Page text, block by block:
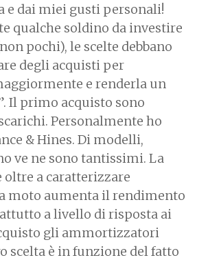
e dai miei gusti personali!
qualche soldino da investire
pochi), le scelte debbano
degli acquisti per
e renderla un
Il primo acquisto sono
Personalmente ho
& Hines. Di modelli,
ve ne sono tantissimi. La
a caratterizzare
moto aumenta il rendimento
a livello di risposta ai
gli ammortizzatori
scelta è in funzione del fatto